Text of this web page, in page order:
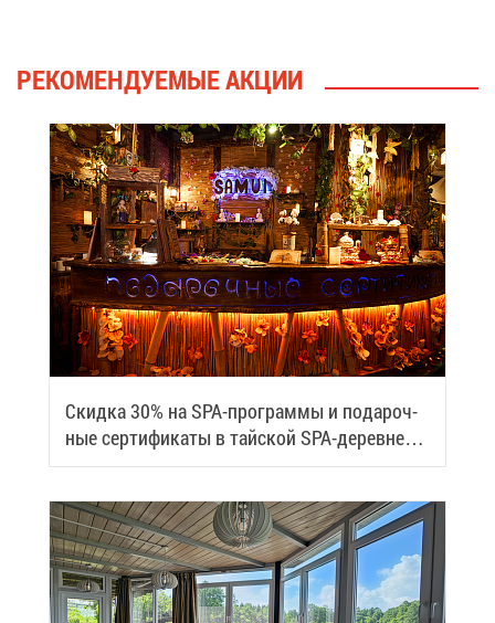
РЕ­КО­МЕН­ДУ­Е­МЫЕ АК­ЦИИ
Скид­ка 30% на SPA-про­грам­мы и по­да­роч­
ные сер­ти­фи­ка­ты в тай­ской SPA-де­ревне
Samui